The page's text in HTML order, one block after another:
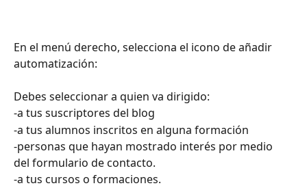
En el menú derecho, selecciona el icono de añadir
automatización:
Debes seleccionar a quien va dirigido:
-a tus suscriptores del blog
-a tus alumnos inscritos en alguna formación
-personas que hayan mostrado interés por medio
del formulario de contacto.
-a tus cursos o formaciones.